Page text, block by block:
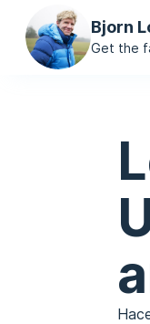
Bjorn
Get the